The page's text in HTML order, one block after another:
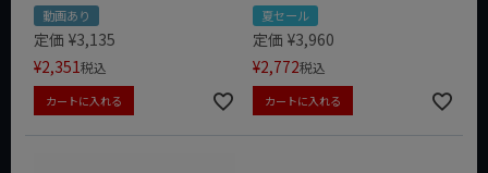
動画あり
定価 ¥3,135
¥2,351税込
カートに入れる
夏セール
定価 ¥3,960
¥2,772税込
カートに入れる